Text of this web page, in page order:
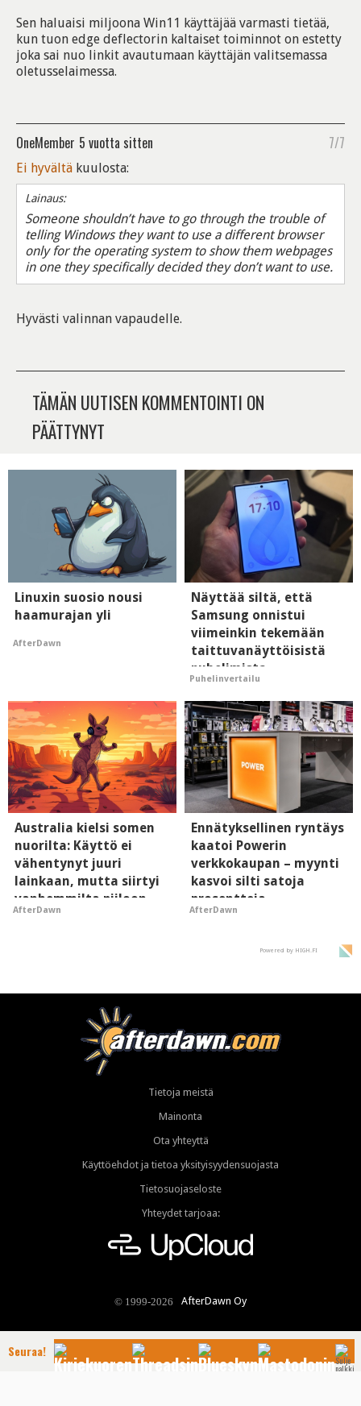
Sen haluaisi miljoona Win11 käyttäjää varmasti tietää,
kun tuon edge deflectorin kaltaiset toiminnot on estetty
joka sai nuo linkit avautumaan käyttäjän valitsemassa
oletusselaimessa.
OneMember 5 vuotta sitten 7/7
Ei hyvältä kuulosta:
Lainaus:
Someone shouldn’t have to go through the trouble of
telling Windows they want to use a different browser
only for the operating system to show them webpages
in one they specifically decided they don’t want to use.
Hyvästi valinnan vapaudelle.
TÄMÄN UUTISEN KOMMENTOINTI ON
PÄÄTTYNYT
Linuxin suosio nousi
haamurajan yli
AfterDawn
Näyttää siltä, että
Samsung onnistui
viimeinkin tekemään
taittuvanäyttöisistä
puhelimista
supersuosittuja
Puhelinvertailu
Australia kielsi somen
nuorilta: Käyttö ei
vähentynyt juuri
lainkaan, mutta siirtyi
vanhemmilta piiloon
AfterDawn
Ennätyksellinen ryntäys
kaatoi Powerin
verkkokaupan – myynti
kasvoi silti satoja
prosentteja
AfterDawn
Powered by HIGH.FI
Tietoja meistä
Mainonta
Ota yhteyttä
Käyttöehdot ja tietoa yksityisyydensuojasta
Tietosuojaseloste
Yhteydet tarjoaa:
© 1999-2026 AfterDawn Oy
Seuraa!